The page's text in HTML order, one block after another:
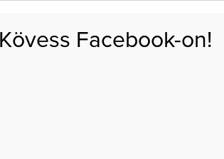
Kövess Facebook-on!